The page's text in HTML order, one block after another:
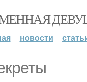
новости